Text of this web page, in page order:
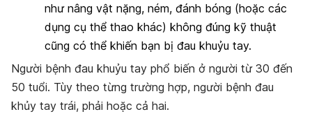
như nâng vật nặng, ném, đánh bóng (hoặc các
dụng cụ thể thao khác) không đúng kỹ thuật
cũng có thể khiến bạn bị đau khuỷu tay.
Người bệnh đau khuỷu tay phổ biến ở người từ 30 đến
50 tuổi. Tùy theo từng trường hợp, người bệnh đau
khủy tay trái, phải hoặc cả hai.